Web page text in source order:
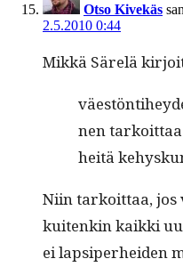
Otso Kivekäs
2.5.2010 0:44
Mikkä Särelä
nen
heitä
Niin tarkoit­taa, jos
kuitenkin kaik­ki
ei lap­siper­hei­den